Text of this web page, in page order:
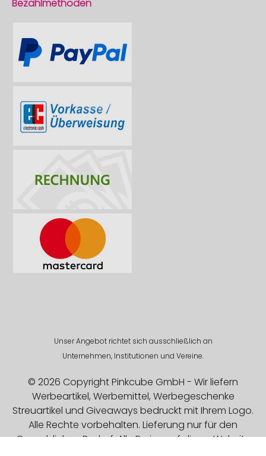
Bezahlmethoden
Unser Angebot richtet sich ausschließlich an
Unternehmen, Institutionen und Vereine.
© 2026 Copyright Pinkcube GmbH - Wir liefern
Werbeartikel, Werbemittel, Werbegeschenke
Streuartikel und Giveaways bedruckt mit Ihrem Logo.
Alle Rechte vorbehalten. Lieferung nur für den
Gewerblichen Bedarf. Alle Preise auf dieser Website